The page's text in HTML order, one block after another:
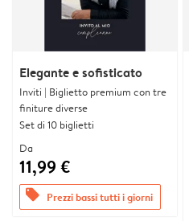
Elegante e sofisticato
Inviti | Biglietto premium con tre
finiture diverse
Set di 10 biglietti
Da
11,99 €
offers Prezzi bassi tutti i giorni